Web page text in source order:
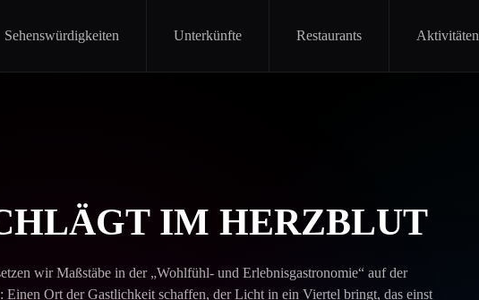
Sehenswürdigkeiten Unterkünfte Restaurants Aktivitäten
IM HERZBLUT
wir Maßstäbe in der „Wohlfühl- und Erlebnisgastronomie“ auf der
Einen Ort der Gastlichkeit schaffen, der Licht in ein Viertel bringt, das einst